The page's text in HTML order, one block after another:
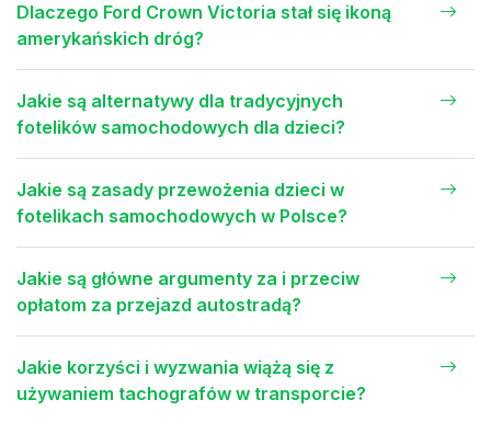
Dlaczego Ford Crown Victoria stał się ikoną
amerykańskich dróg?
Jakie są alternatywy dla tradycyjnych
fotelików samochodowych dla dzieci?
Jakie są zasady przewożenia dzieci w
fotelikach samochodowych w Polsce?
Jakie są główne argumenty za i przeciw
opłatom za przejazd autostradą?
Jakie korzyści i wyzwania wiążą się z
używaniem tachografów w transporcie?